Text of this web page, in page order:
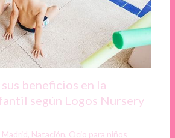
beneficios en la
según Logos Nursery
Madrid, Natación, Ocio para niños